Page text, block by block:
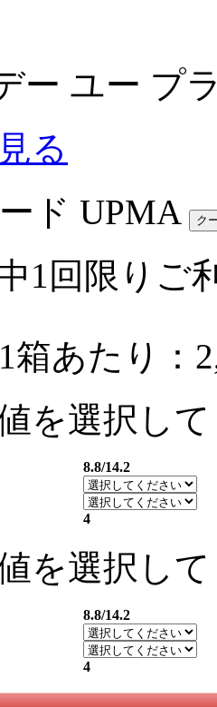
ー ユー プ
る
ド UPMA
1回限りご
1箱あたり：
を選択し
8.8/14.2
4
を選択し
8.8/14.2
4